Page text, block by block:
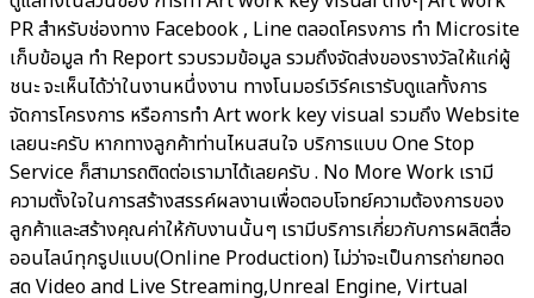
PR สำหรับช่องทาง Facebook , Line ตลอดโครงการ ทำ Microsite
เก็บข้อมูล ทำ Report รวบรวมข้อมูล รวมถึงจัดส่งของรางวัลให้แก่ผู้
ชนะ จะเห็นได้ว่าในงานหนึ่งงาน ทางโนมอร์เวิร์คเรารับดูแลทั้งการ
จัดการโครงการ หรือการทำ Art work key visual รวมถึง Website
เลยนะครับ หากทางลูกค้าท่านไหนสนใจ บริการแบบ One Stop
Service ก็สามารถติดต่อเรามาได้เลยครับ . No More Work เรามี
ความตั้งใจในการสร้างสรรค์ผลงานเพื่อตอบโจทย์ความต้องการของ
ลูกค้าและสร้างคุณค่าให้กับงานนั้นๆ เรามีบริการเกี่ยวกับการผลิตสื่อ
ออนไลน์ทุกรูปแบบ(Online Production) ไม่ว่าจะเป็นการถ่ายทอด
สด Video and Live Streaming,Unreal Engine, Virtual